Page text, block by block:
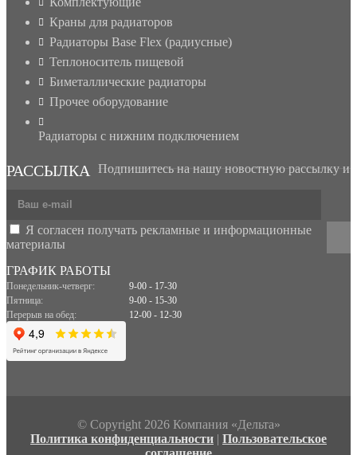
Краны для радиаторов
Радиаторы Base Flex (радиусные)
Теплоноситель пищевой
Биметаллические радиаторы
Прочее оборудование
Радиаторы с нижним подключением
РАССЫЛКА Подпишитесь на нашу новостную рассылку и
получайте новости и персональные спец. предложения
Я согласен получать рекламные и информационные
материалы
ГРАФИК РАБОТЫ
Понедельник-четверг:
9-00 - 17-30
Пятница:
9-00 - 15-30
Перерыв на обед:
12-00 - 12-30
© Copyright 2026 Компания «Дельта»
Политика конфиденциальности | Пользовательское